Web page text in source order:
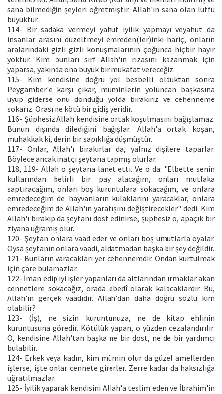
sana bilmediğin şeyleri öğretmiştir. Allah'ın sana olan lütfu
büyüktür.
114- Bir sadaka vermeyi yahut iyilik yapmayı veyahut da
insanlar arasını düzeltmeyi emreden(ler)inki hariç, onların
aralarındaki gizli gizli konuşmalarının çoğunda hiçbir hayır
yoktur. Kim bunları sırf Allah'ın rızasını kazanmak için
yaparsa, yakında ona büyük bir mükafat vereceğiz.
115- Kim kendisine doğru yol besbelli olduktan sonra
Peygamber'e karşı çıkar, müminlerin yolundan başkasına
uyup giderse onu döndüğü yolda bırakırız ve cehenneme
sokarız. Orası ne kötü bir gidiş yeridir.
116- Şüphesiz Allah kendisine ortak koşulmasını bağışlamaz.
Bunun dışında dilediğini bağışlar. Allah'a ortak koşan,
muhakkak ki, derin bir sapıklığa düşmüştür.
117- Onlar, Allah'ı bırakırlar da, yalnız dişilere taparlar.
Böylece ancak inatçı şeytana tapmış olurlar.
118, 119- Allah o şeytana lanet etti. Ve o da: "Elbette senin
kullarından belirli bir pay alacağım, onları mutlaka
saptıracağım, onları boş kuruntulara sokacağım, ve onlara
emredeceğim de hayvanların kulaklarını yaracaklar, onlara
emredeceğim de Allah'ın yaratışını değiştirecekler" dedi. Kim
Allah'ı bırakıp da şeytanı dost edinirse, şüphesiz o, apaçık bir
ziyana uğramış olur.
120- Şeytan onlara vaad eder ve onları boş umutlarla oyalar.
Oysa şeytanın onlara vaadi, aldatmadan başka bir şey değildir.
121- Bunların varacakları yer cehennemdir. Ondan kurtulmak
için çare bulamazlar.
122- İman edip iyi işler yapanları da altlarından ırmaklar akan
cennetlere sokacağız, orada ebedî olarak kalacaklardır. Bu,
Allah'ın gerçek vaadidir. Allah'dan daha doğru sözlü kim
olabilir?
123- (İş), ne sizin kuruntunuza, ne de kitap ehlinin
kuruntusuna göredir. Kötülük yapan, o yüzden cezalandırılır.
O, kendisine Allah'tan başka ne bir dost, ne de bir yardımcı
bulabilir.
124- Erkek veya kadın, kim mümin olur da güzel amellerden
işlerse, işte onlar cennete girerler. Zerre kadar da haksızlığa
uğratılmazlar.
125- İyilik yaparak kendisini Allah'a teslim eden ve İbrahim'in